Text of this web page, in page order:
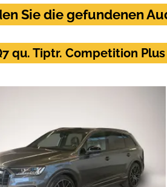
Sie die gefundenen
qu. Tiptr. Competition